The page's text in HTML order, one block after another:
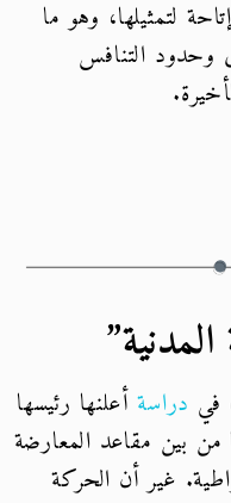
لتمثيلها، وهو ما
التنافس
في دراسةأعلنها رئيسها
إلى أن نحو 32 نائبًا من بين مقاعد المعارضة
غير أن الحركة